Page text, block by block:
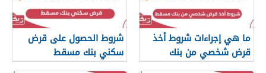
ما هي إجراءات شروط أخذ
قرض شخصي من بنك
مسقط
شروط الحصول على قرض
سكني بنك مسقط